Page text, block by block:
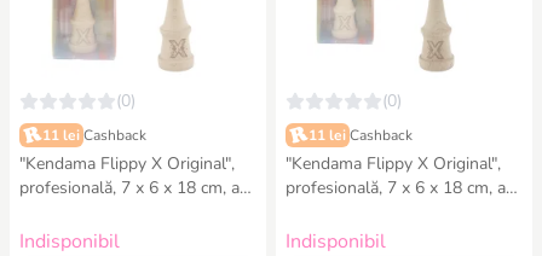
(0)
11 lei Cashback
"Kendama Flippy X Original",
profesională, 7 х 6 х 18 cm, ața
mov
Indisponibil
(0)
11 lei Cashback
"Kendama Flippy X Original",
profesională, 7 х 6 х 18 cm, ața
Indisponibil